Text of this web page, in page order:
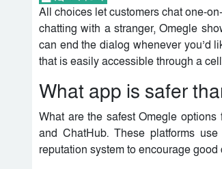
All choices let customers chat one-
chatting with a stranger, Omegle
can end the dialog whenever you’d
that is easily accessible through a
What app is safer
What are the safest Omegle
and ChatHub. These platforms
reputation system to encourage good